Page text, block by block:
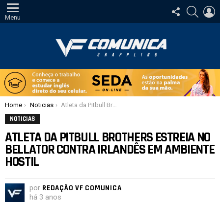
Menu
SIGA-
NOS
Você está aqui:
Home Noticias Atleta da Pitbull Brothers estreia no Bellator contra irlandês em ambiente hostil
NOTICIAS
ATLETA DA PITBULL BROTHERS ESTREIA NO
BELLATOR CONTRA IRLANDÊS EM AMBIENTE
HOSTIL
por REDAÇÃO VF COMUNICA
há 3 anos